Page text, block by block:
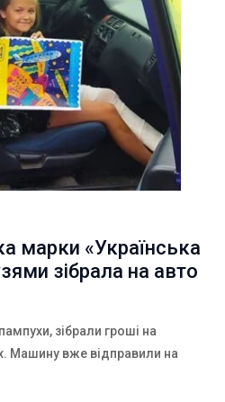
марки «Українська
зібрала на авто
зібрали гроші на
Машину вже відправили на